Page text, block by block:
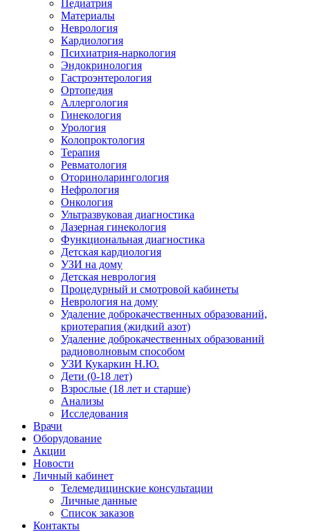
Педиатрия
Материалы
Неврология
Кардиология
Психиатрия-наркология
Эндокринология
Гастроэнтерология
Ортопедия
Аллергология
Гинекология
Урология
Колопроктология
Терапия
Ревматология
Оториноларингология
Нефрология
Онкология
Ультразвуковая диагностика
Лазерная гинекология
Функциональная диагностика
Детская кардиология
УЗИ на дому
Детская неврология
Процедурный и смотровой кабинеты
Неврология на дому
Удаление доброкачественных образований,
криотерапия (жидкий азот)
Удаление доброкачественных образований
радиоволновым способом
УЗИ Кукаркин Н.Ю.
Дети (0-18 лет)
Взрослые (18 лет и старше)
Анализы
Исследования
Врачи
Оборудование
Акции
Новости
Личный кабинет
Телемедицинские консультации
Личные данные
Список заказов
Контакты